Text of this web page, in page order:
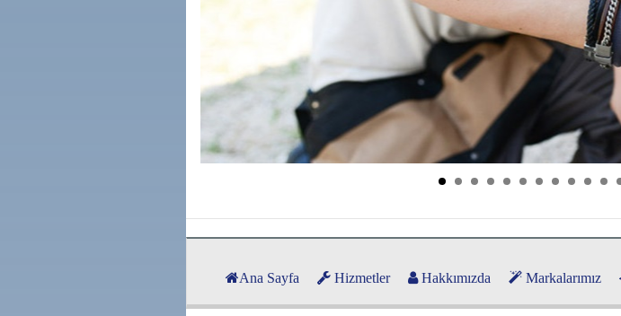
Ana Sayfa Hizmetler Hakkımızda Markalarımız